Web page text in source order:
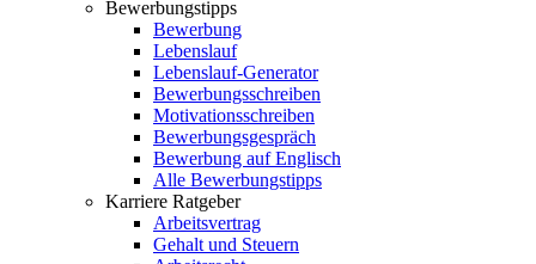
Bewerbungstipps
Bewerbung
Lebenslauf
Lebenslauf-Generator
Bewerbungsschreiben
Motivationsschreiben
Bewerbungsgespräch
Bewerbung auf Englisch
Alle Bewerbungstipps
Karriere Ratgeber
Arbeitsvertrag
Gehalt und Steuern